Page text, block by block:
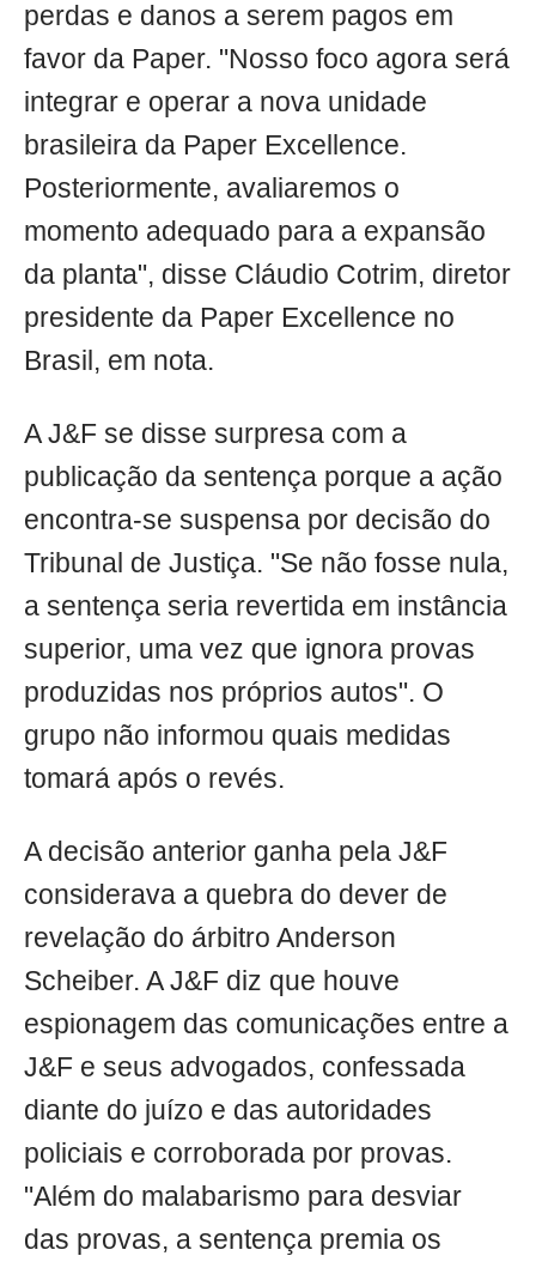
perdas e danos a serem pagos em
favor da Paper. "Nosso foco agora será
integrar e operar a nova unidade
brasileira da Paper Excellence.
Posteriormente, avaliaremos o
momento adequado para a expansão
da planta", disse Cláudio Cotrim, diretor
presidente da Paper Excellence no
Brasil, em nota.
A J&F se disse surpresa com a
publicação da sentença porque a ação
encontra-se suspensa por decisão do
Tribunal de Justiça. "Se não fosse nula,
a sentença seria revertida em instância
superior, uma vez que ignora provas
produzidas nos próprios autos". O
grupo não informou quais medidas
tomará após o revés.
A decisão anterior ganha pela J&F
considerava a quebra do dever de
revelação do árbitro Anderson
Scheiber. A J&F diz que houve
espionagem das comunicações entre a
J&F e seus advogados, confessada
diante do juízo e das autoridades
policiais e corroborada por provas.
"Além do malabarismo para desviar
das provas, a sentença premia os